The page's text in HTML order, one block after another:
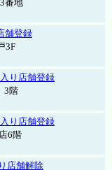
番地
舗登録
3F
り店舗登録
3階
り店舗登録
6階
店舗解除